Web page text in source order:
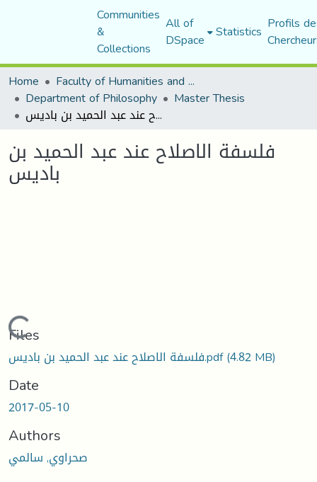
Communities
&
Collections
All of
DSpace Statistics Profils
Home
Faculty of Humanities and Social Sciences
Department of Philosophy Master Thesis
فلسفة الاصلاح عند عبد الحميد بن باديس
فلسفة الاصلاح عند عبد الحميد بن
باديس
Loading...
Files
فلسفة الاصلاح عند عبد الحميد بن باديس.pdf(4.82 MB)
Date
2017-05-10
Authors
صحراوي, سالمي